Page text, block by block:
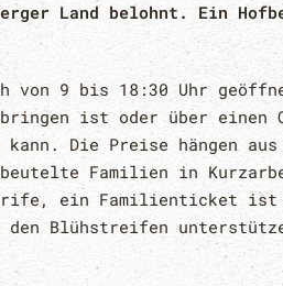
Land belohnt. Ein
von 9 bis 18:30 Uhr
ist oder über einen
kann. Die Preise hängen
Familien in
ein Familienticket ist
Blühstreifen